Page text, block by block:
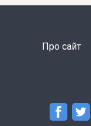
Про сайт